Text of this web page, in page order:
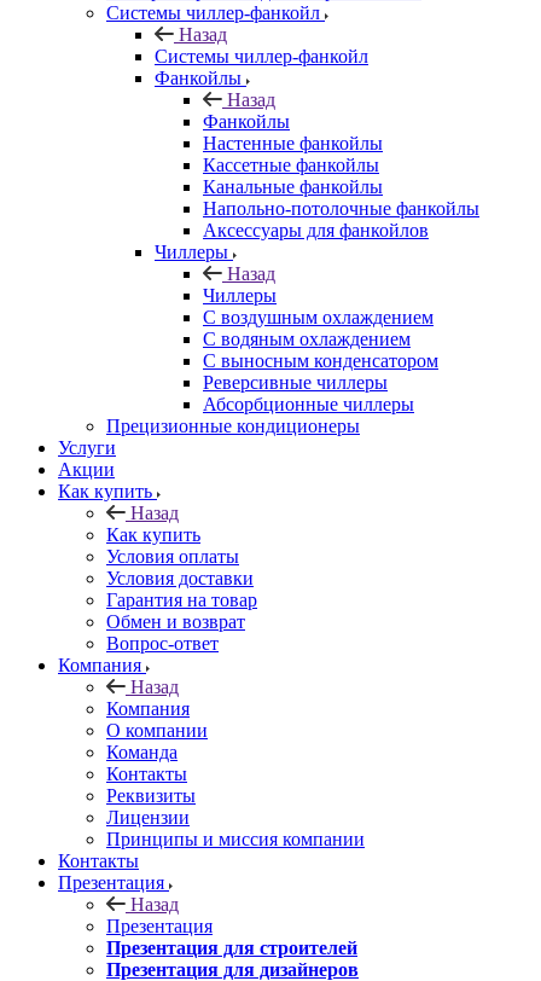
Системы чиллер-фанкойл
Назад
Системы чиллер-фанкойл
Фанкойлы
Назад
Фанкойлы
Настенные фанкойлы
Кассетные фанкойлы
Канальные фанкойлы
Напольно-потолочные фанкойлы
Аксессуары для фанкойлов
Чиллеры
Назад
Чиллеры
С воздушным охлаждением
С водяным охлаждением
С выносным конденсатором
Реверсивные чиллеры
Абсорбционные чиллеры
Прецизионные кондиционеры
Услуги
Акции
Как купить
Назад
Как купить
Условия оплаты
Условия доставки
Гарантия на товар
Обмен и возврат
Вопрос-ответ
Компания
Назад
Компания
О компании
Команда
Контакты
Реквизиты
Лицензии
Принципы и миссия компании
Контакты
Презентация
Назад
Презентация
Презентация для строителей
Презентация для дизайнеров